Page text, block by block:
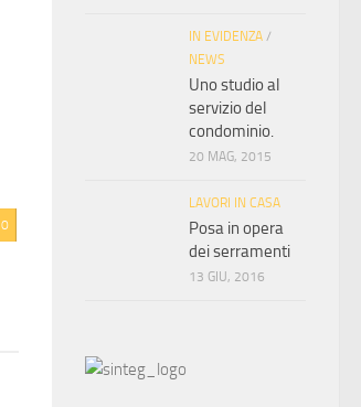
0
IN EVIDENZA /
NEWS
Uno studio al
servizio del
condominio.
20 MAG, 2015
LAVORI IN CASA
Posa in opera
dei serramenti
13 GIU, 2016